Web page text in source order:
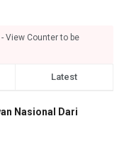
View Counter to be
Latest
Nasional Dari